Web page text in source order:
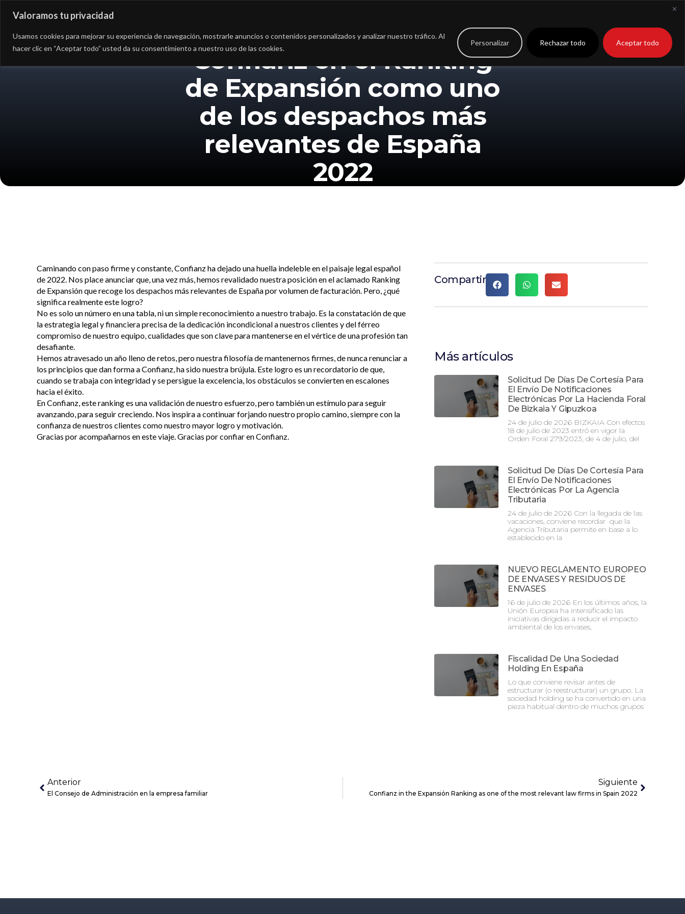
Valoramos tu privacidad
Usamos cookies para mejorar su experiencia de navegación, mostrarle anuncios o contenidos personalizados y analizar nuestro tráfico. Al
hacer clic en “Aceptar todo” usted da su consentimiento a nuestro uso de las cookies.
Personalizar Rechazar todo Aceptar todo
Confianz en el Ranking
de Expansión como uno
de los despachos más
relevantes de España
2022
Caminando con paso firme y constante, Confianz ha dejado una huella indeleble en el paisaje legal español
de 2022. Nos place anunciar que, una vez más, hemos revalidado nuestra posición en el aclamado Ranking
de Expansión que recoge los despachos más relevantes de España por volumen de facturación. Pero, ¿qué
significa realmente este logro?
No es solo un número en una tabla, ni un simple reconocimiento a nuestro trabajo. Es la constatación de que
la estrategia legal y financiera precisa de la dedicación incondicional a nuestros clientes y del férreo
compromiso de nuestro equipo, cualidades que son clave para mantenerse en el vértice de una profesión tan
desafiante.
Hemos atravesado un año lleno de retos, pero nuestra filosofía de mantenernos firmes, de nunca renunciar a
los principios que dan forma a Confianz, ha sido nuestra brújula. Este logro es un recordatorio de que,
cuando se trabaja con integridad y se persigue la excelencia, los obstáculos se convierten en escalones
hacia el éxito.
En Confianz, este ranking es una validación de nuestro esfuerzo, pero también un estímulo para seguir
avanzando, para seguir creciendo. Nos inspira a continuar forjando nuestro propio camino, siempre con la
confianza de nuestros clientes como nuestro mayor logro y motivación.
Gracias por acompañarnos en este viaje. Gracias por confiar en Confianz.
Compartir
Más artículos
Solicitud De Días De Cortesía Para
El Envío De Notificaciones
Electrónicas Por La Hacienda Foral
De Bizkaia Y Gipuzkoa
24 de julio de 2026 BIZKAIA Con efectos
18 de julio de 2023 entró en vigor la
Orden Foral 279/2023, de 4 de julio, del
Solicitud De Días De Cortesía Para
El Envío De Notificaciones
Electrónicas Por La Agencia
Tributaria
24 de julio de 2026 Con la llegada de las
vacaciones, conviene recordar que la
Agencia Tributaria permite en base a lo
establecido en la
NUEVO REGLAMENTO EUROPEO
DE ENVASES Y RESIDUOS DE
ENVASES
16 de julio de 2026 En los últimos años, la
Unión Europea ha intensificado las
iniciativas dirigidas a reducir el impacto
ambiental de los envases,
Fiscalidad De Una Sociedad
Holding En España
Lo que conviene revisar antes de
estructurar (o reestructurar) un grupo. La
sociedad holding se ha convertido en una
pieza habitual dentro de muchos grupos
Anterior
El Consejo de Administración en la empresa familiar
Siguiente
Confianz in the Expansión Ranking as one of the most relevant law firms in Spain 2022